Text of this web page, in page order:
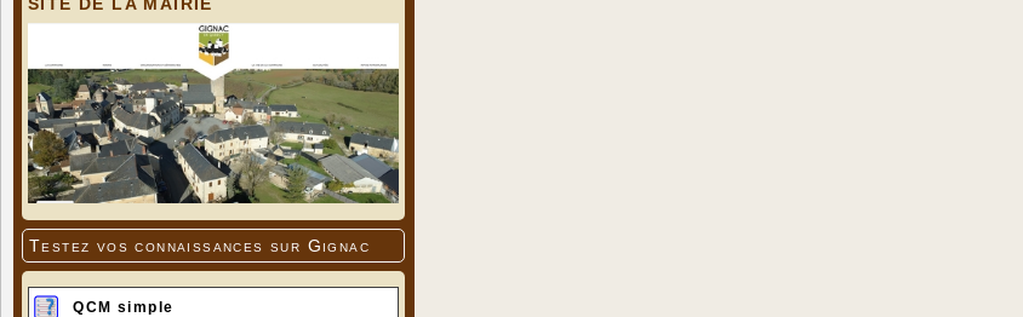
Testez vos connaissances sur Gignac
QCM simple